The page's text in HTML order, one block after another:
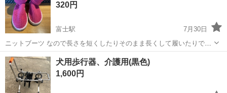
320円
富士駅
7月30日
ニットブーツ なので長さを短くしたりそのまま長くして履いたりでき
ます^_^サイズはSです 新品未使用 裏が硬めのゴムなので外履きでも
良いかと… 私は同じものを室内で使用してました。
静岡 富士市 富士駅 その他 ピンク
犬用歩行器、介護用(黒色)
1,600円